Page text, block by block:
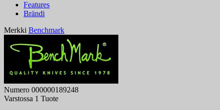
Features
Brändi
Merkki Benchmark
Numero 000000189248
Varstossa 1 Tuote